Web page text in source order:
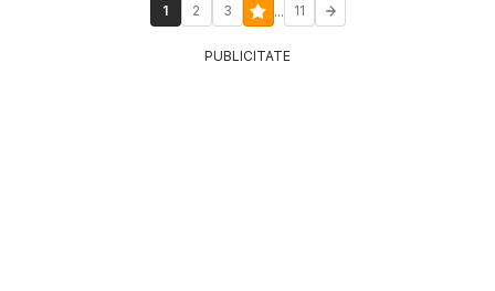
1 2 3 ... 11
PUBLICITATE